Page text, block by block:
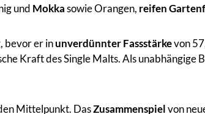
und Mokkasowie Orangen, reifen
bevor er inunverdünnter Fassstärkevon
Kraft des Single Malts. Als unabhängige
Mittelpunkt. DasZusammenspielvon